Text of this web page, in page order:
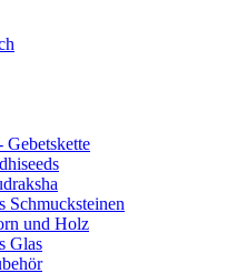
Gebetskette
Schmucksteinen
und Holz
Glas